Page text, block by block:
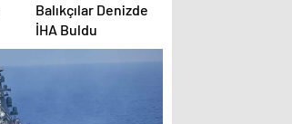
Balıkçılar Denizde
İHA Buldu